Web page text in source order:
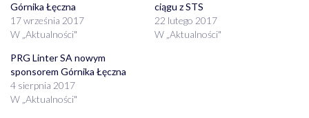
Górnika Łęczna
17 września 2017
W „Aktualności"
ciągu z STS
22 lutego 2017
W „Aktualności"
PRG Linter SA nowym
sponsorem Górnika Łęczna
4 sierpnia 2017
W „Aktualności"